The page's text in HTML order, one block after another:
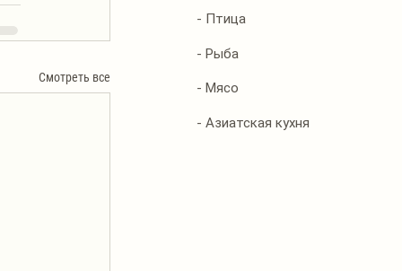
Смотреть все
- Птица
- Рыба
- Мясо
- Азиатская кухня